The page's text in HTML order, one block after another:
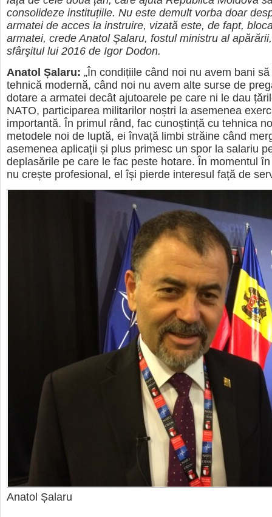
consolideze instituțiile. Nu este demult vorba doar
armatei de acces la instruire, vizată este, de fapt,
armatei, crede Anatol Şalaru, fostul ministru al
sfârşitul lui 2016 de Igor Dodon.
Anatol Șalaru: „În condițiile când noi nu avem bani
tehnică modernă, când noi nu avem alte surse de
dotare a armatei decât ajutoarele pe care ni le dau
NATO, participarea militarilor noștri la asemenea
importantă. În primul rând, fac cunoștință cu tehnica
metodele noi de luptă, ei învață limbi străine când
asemenea aplicații și plus primesc un spor la salariu
deplasările pe care le fac peste hotare. În momentul
nu crește profesional, el își pierde interesul față de
Anatol Șalaru